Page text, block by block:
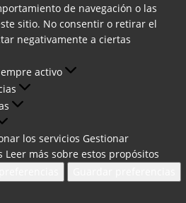
de navegación o las
sitio. No consentir o retirar el
negativamente a ciertas
activo
los servicios Gestionar
Leer más sobre estos propósitos